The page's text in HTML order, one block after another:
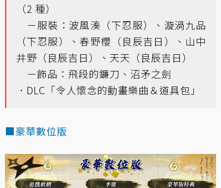
（2 種）
－服裝：波風湊（下忍服）、漩渦九品
（下忍服）、春野櫻（良辰吉日）、山中
井野（良辰吉日）、天天（良辰吉日）
－飾品：飛段的鐮刀、沼矛之劍
．DLC「令人懷念的動畫樂曲＆道具包」
■豪華數位版